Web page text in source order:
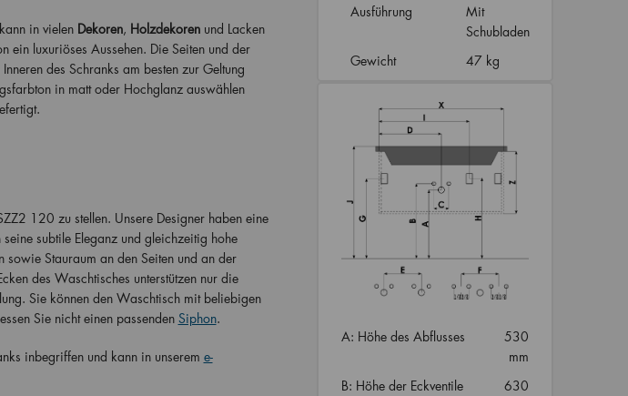
in vielen Dekoren, Holzdekoren und Lacken
ein luxuriöses Aussehen. Die Seiten und der
des Schranks am besten zur Geltung
in matt oder Hochglanz auswählen
120 zu stellen. Unsere Designer haben eine
subtile Eleganz und gleichzeitig hohe
Stauraum an den Seiten und an der
des Waschtisches unterstützen nur die
Sie können den Waschtisch mit beliebigen
Sie nicht einen passenden Siphon.
inbegriffen und kann in unserem e-
Ausführung
Mit
Schubladen
Gewicht
47 kg
A: Höhe des Abflusses
530
mm
B: Höhe der Eckventile
630